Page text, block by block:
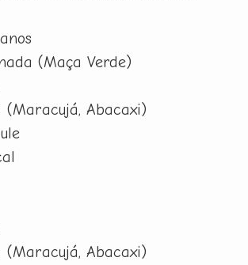
(Maça Verde)
(Maracujá, Abacaxi)
(Maracujá, Abacaxi)